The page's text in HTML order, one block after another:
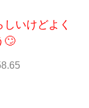
いけどよく
🙄